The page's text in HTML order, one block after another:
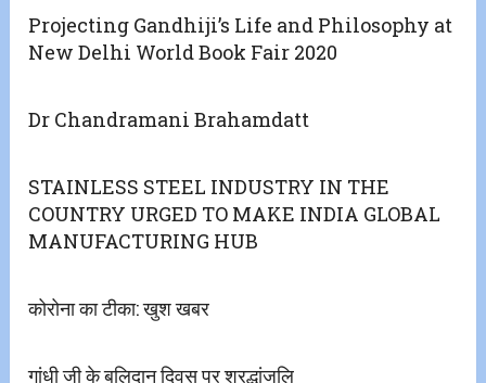
Projecting Gandhiji’s Life and Philosophy at
New Delhi World Book Fair 2020
Dr Chandramani Brahamdatt
STAINLESS STEEL INDUSTRY IN THE
COUNTRY URGED TO MAKE INDIA GLOBAL
MANUFACTURING HUB
कोरोना का टीका: खुश खबर
गांधी जी के बलिदान दिवस पर श्रद्धांजलि